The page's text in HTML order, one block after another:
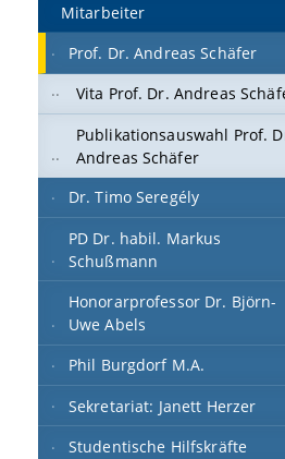
Mitarbeiter
Prof. Dr. Andreas Schäfer
Vita Prof. Dr. Andreas
Publikationsauswahl Prof.
Andreas Schäfer
Dr. Timo Seregély
PD Dr. habil. Markus
Schußmann
Honorarprofessor Dr. Björn-
Uwe Abels
Phil Burgdorf M.A.
Sekretariat: Janett Herzer
Studentische Hilfskräfte